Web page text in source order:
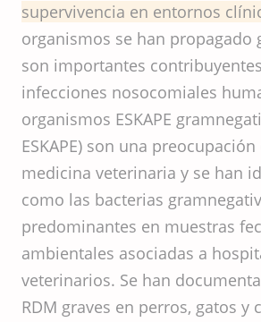
supervivencia en entornos
organismos se han propagado
son importantes
infecciones nosocomiales
organismos ESKAPE
ESKAPE) son una
medicina veterinaria y se han
como las bacterias
predominantes en muestras
ambientales asociadas a
veterinarios. Se han
RDM graves en perros, gatos y